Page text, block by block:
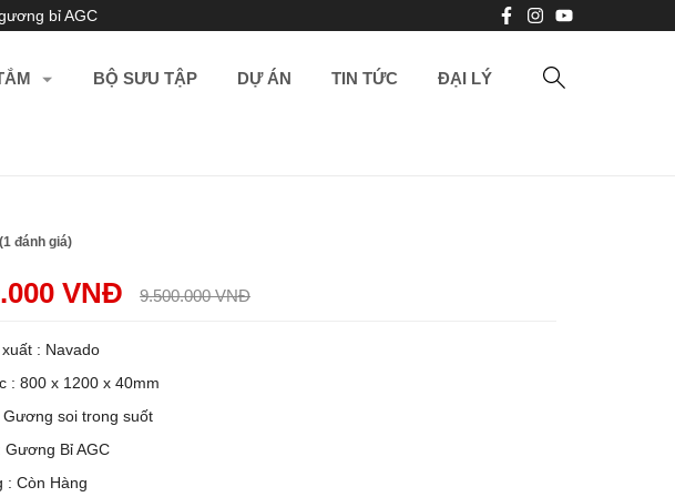
bỉ AGC
BỘ SƯU TẬP DỰ ÁN TIN TỨC ĐẠI LÝ
(1 đánh giá)
VNĐ 9.500.000 VNĐ
: Navado
: 800 x 1200 x 40mm
Gương soi trong suốt
Gương Bỉ AGC
: Còn Hàng